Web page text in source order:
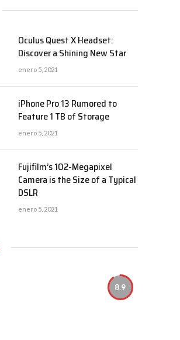
Oculus Quest X Headset:
Discover a Shining New Star
enero 5, 2021
iPhone Pro 13 Rumored to
Feature 1 TB of Storage
enero 5, 2021
Fujifilm’s 102-Megapixel
Camera is the Size of a Typical
DSLR
enero 5, 2021
8.9